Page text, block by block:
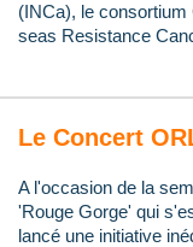
(INCa), le
seas Resistance
Le Concert
A l'occasion de la
'Rouge Gorge' qui
lancé une initiative